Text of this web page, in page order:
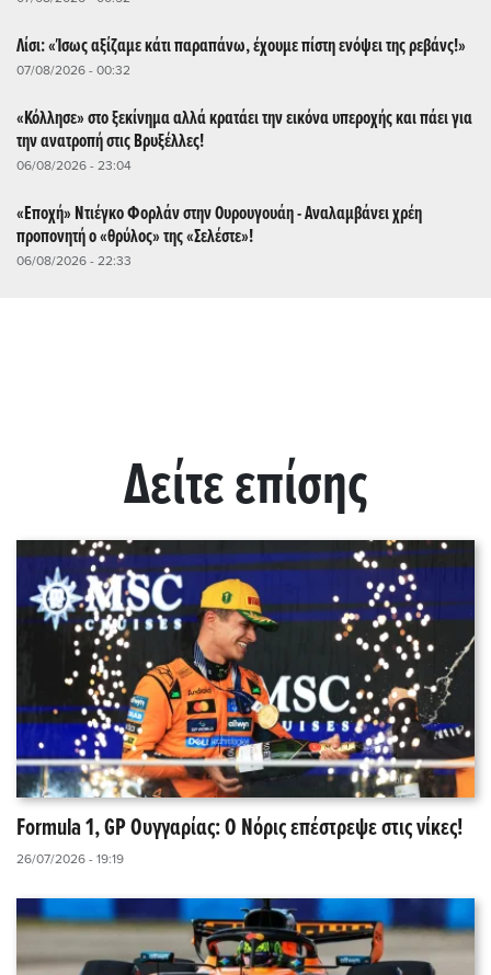
Λίσι: «Ίσως αξίζαμε κάτι παραπάνω, έχουμε πίστη ενόψει της ρεβάνς!»
07/08/2026 - 00:32
«Κόλλησε» στο ξεκίνημα αλλά κρατάει την εικόνα υπεροχής και πάει για
την ανατροπή στις Βρυξέλλες!
06/08/2026 - 23:04
«Εποχή» Ντιέγκο Φορλάν στην Ουρουγουάη - Αναλαμβάνει χρέη
προπονητή ο «θρύλος» της «Σελέστε»!
06/08/2026 - 22:33
Δείτε επίσης
Formula 1, GP Ουγγαρίας: Ο Νόρις επέστρεψε στις νίκες!
26/07/2026 - 19:19